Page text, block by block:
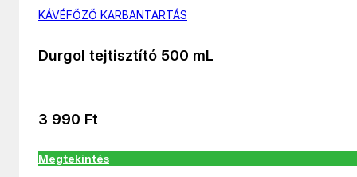
KÁVÉFŐZŐ KARBANTARTÁS
Durgol tejtisztító 500 mL
3 990 Ft
Megtekintés